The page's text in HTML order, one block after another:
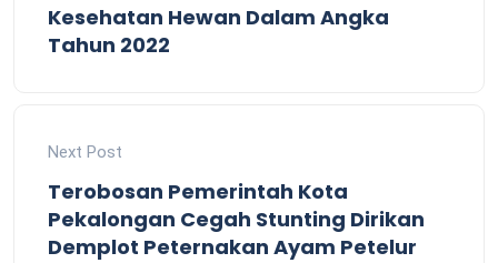
Kesehatan Hewan Dalam Angka
Tahun 2022
Next Post
Terobosan Pemerintah Kota
Pekalongan Cegah Stunting Dirikan
Demplot Peternakan Ayam Petelur